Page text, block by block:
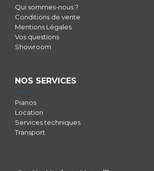
Qui sommes-nous ?
Conditions de vente
Mentions Légales
Vos questions
Showroom
NOS SERVICES
Pianos
Location
Services techniques
Transport